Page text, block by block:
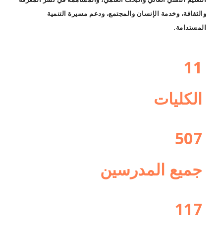
والثقافة، وخدمة الإنسان والمجتمع، ودعم مسيرة التنمية
المستدامة.
11
الكليات
507
جميع المدرسين
117